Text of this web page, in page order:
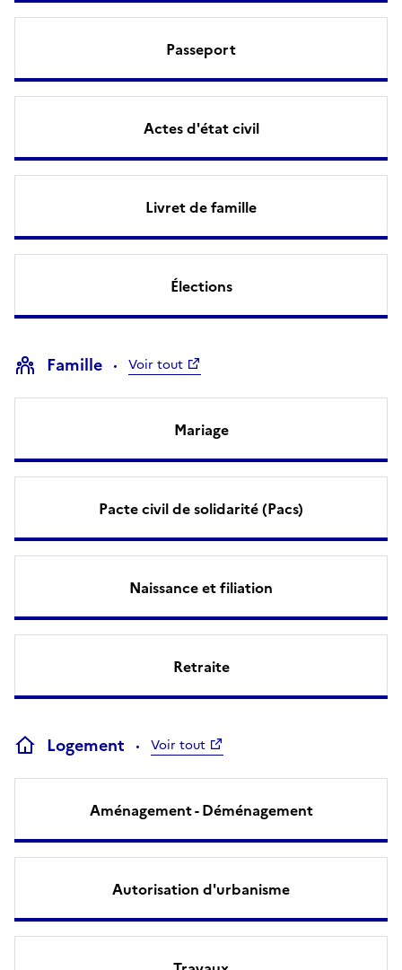
Passeport
Actes d'état civil
Livret de famille
Élections
Famille Voir tout
Mariage
Pacte civil de solidarité (Pacs)
Naissance et filiation
Retraite
Logement Voir tout
Aménagement - Déménagement
Autorisation d'urbanisme